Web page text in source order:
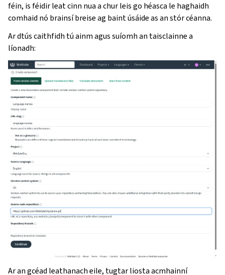
féin, is féidir leat cinn nua a chur leis go héasca le haghaidh
comhaid nó brainsí breise ag baint úsáide as an stór céanna.
Ar dtús caithfidh tú ainm agus suíomh an taisclainne a
líonadh:
Ar an gcéad leathanach eile, tugtar liosta acmhainní